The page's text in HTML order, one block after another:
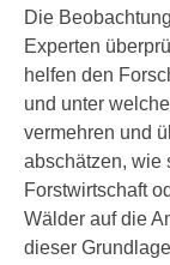
Die
Experten
helfen den
und unter
vermehren und
abschätzen, wie
Forstwirtschaft
Wälder auf die
dieser